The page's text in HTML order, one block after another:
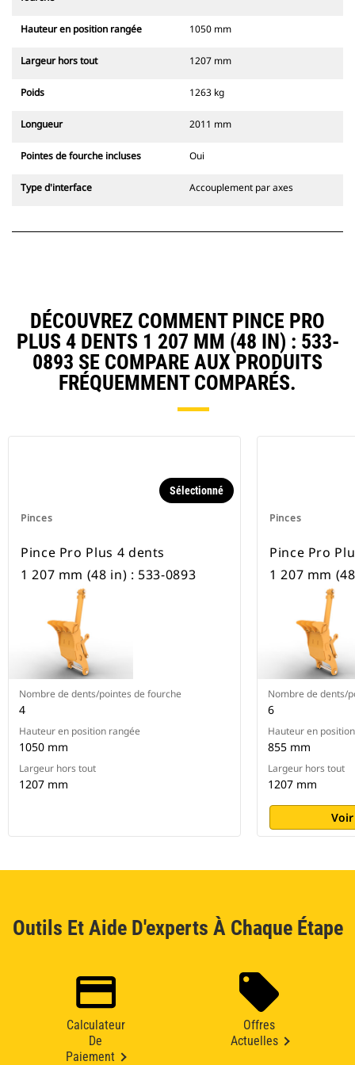
Hauteur en position rangée 1050 mm
Largeur hors tout 1207 mm
Poids 1263 kg
Longueur 2011 mm
Pointes de fourche incluses Oui
Type d'interface Accouplement par axes
DÉCOUVREZ COMMENT PINCE PRO
PLUS 4 DENTS 1 207 MM (48 IN) : 533-
0893 SE COMPARE AUX PRODUITS
FRÉQUEMMENT COMPARÉS.
Pinces
Sélectionné
Pince Pro Plus 4 dents
1 207 mm (48 in) : 533-0893
Nombre de dents/pointes de fourche
4
Hauteur en position rangée
1050 mm
Largeur hors tout
1207 mm
Pinces
Pince Pro
1 207 mm
Nombre de dents/
6
Hauteur en
855 mm
Largeur hors tout
1207 mm
Outils Et Aide D'experts À Chaque Étape
Calculateur
De
Paiement
Offres
Actuelles